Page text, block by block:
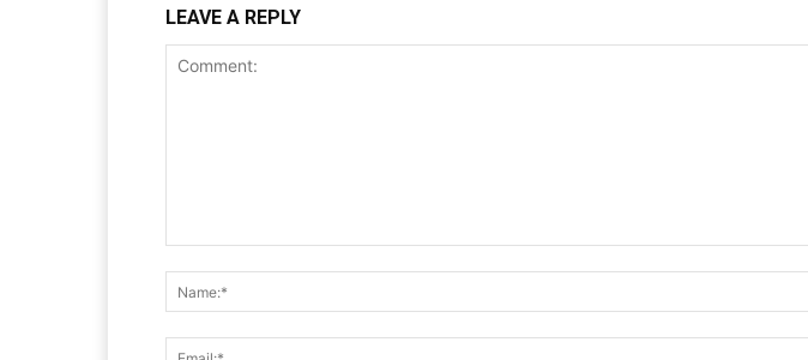
LEAVE A REPLY